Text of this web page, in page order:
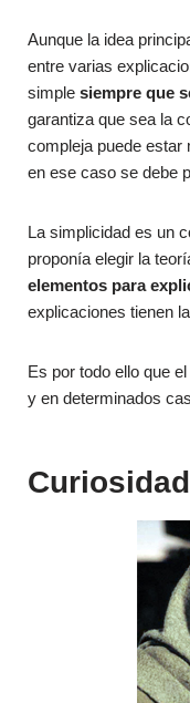
Aunque la idea
entre varias
simple siempre que
garantiza que sea la
compleja puede estar
en ese caso se debe
La simplicidad es un
proponía elegir la
elementos para
explicaciones tienen
Es por todo ello que
y en determinados